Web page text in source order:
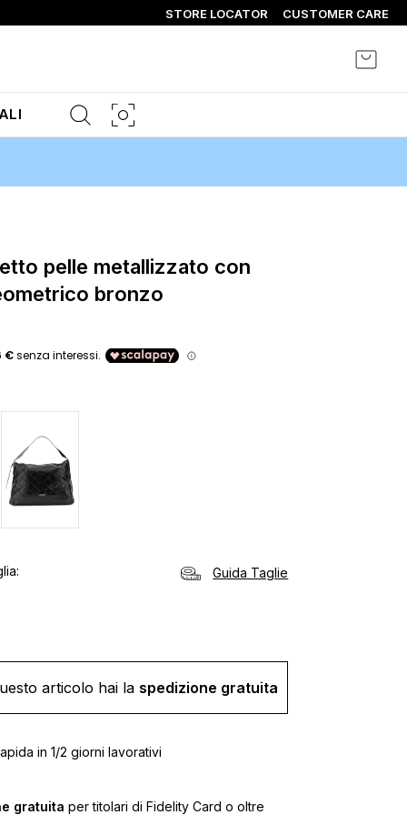
STORE LOCATOR CUSTOMER CARE
bronzo
Guida Taglie
articolo hai la spedizione gratuita
in 1/2 giorni lavorativi
gratuita per titolari di Fidelity Card o oltre